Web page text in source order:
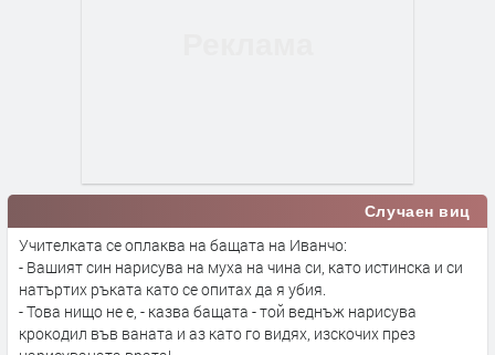
Случаен виц
Учителката се оплаква на бащата на Иванчо:
- Вашият син нарисува на муха на чина си, като истинска и си
натъртих ръката като се опитах да я убия.
- Това нищо не е, - казва бащата - той веднъж нарисува
крокодил във ваната и аз като го видях, изскочих през